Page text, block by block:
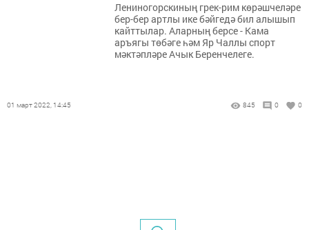
Лениногорскиның грек-рим көрәшчеләре
бер-бер артлы ике бәйгедә бил алышып
кайттылар. Аларның берсе - Кама
аръягы төбәге һәм Яр Чаллы спорт
мәктәпләре Ачык Беренчелеге.
01 март 2022, 14:45 845 0 0